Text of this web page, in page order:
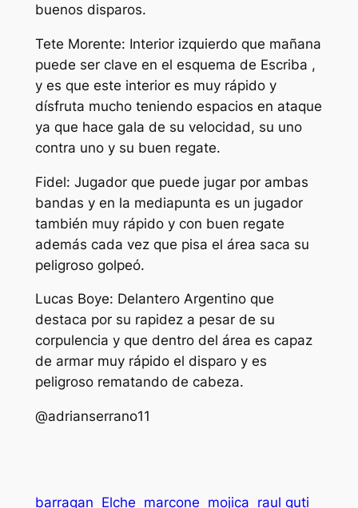
buenos disparos.
Tete Morente: Interior izquierdo que mañana
puede ser clave en el esquema de Escriba ,
y es que este interior es muy rápido y
dísfruta mucho teniendo espacios en ataque
ya que hace gala de su velocidad, su uno
contra uno y su buen regate.
Fidel: Jugador que puede jugar por ambas
bandas y en la mediapunta es un jugador
también muy rápido y con buen regate
además cada vez que pisa el área saca su
peligroso golpeó.
Lucas Boye: Delantero Argentino que
destaca por su rapidez a pesar de su
corpulencia y que dentro del área es capaz
de armar muy rápido el disparo y es
peligroso rematando de cabeza.
@adrianserrano11
barragan Elche marcone mojica raul guti